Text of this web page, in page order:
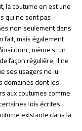
la coutume en est une
qui ne sont pas
non seulement dans
fait, mais également
donc, même si un
façon régulière, il ne
ses usagers ne lui
domaines dont les
aux coutumes comme
lois écrites
existante dans la